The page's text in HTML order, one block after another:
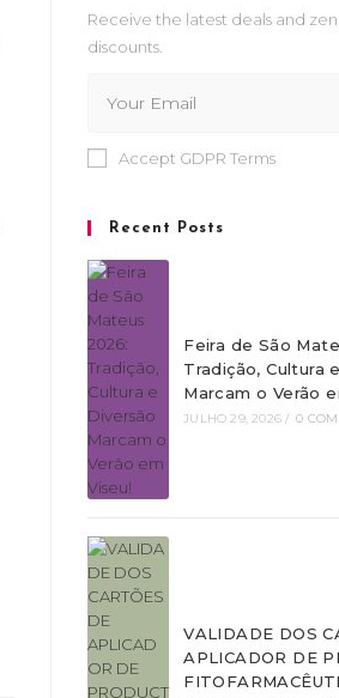
Receive the latest deals and
discounts.
Accept GDPR Terms
Recent Posts
Feira de São
Tradição, Cultura
Marcam o Verão
JULHO 29, 2026 / 0
VALIDADE DOS
APLICADOR DE